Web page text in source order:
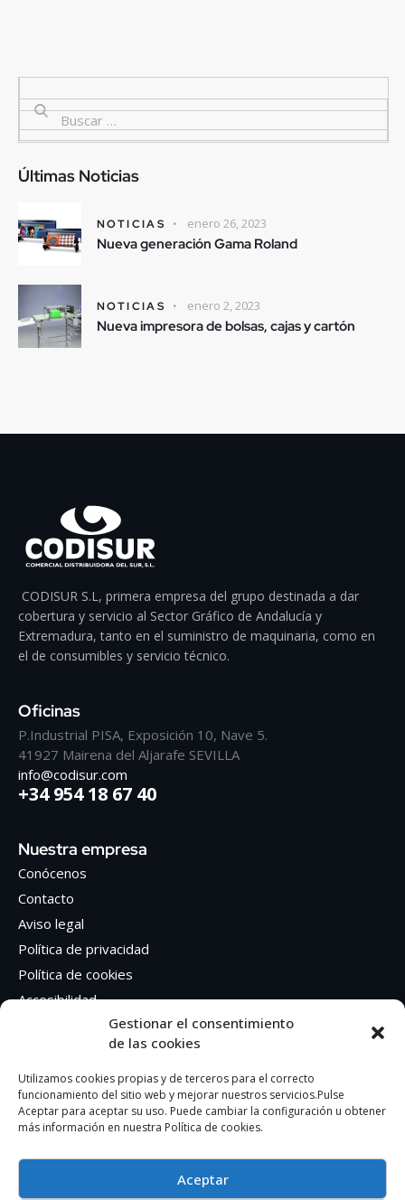
Gestionar el consentimiento
de las cookies
Utilizamos cookies propias y de terceros para el correcto
funcionamiento del sitio web y mejorar nuestros servicios.Pulse
Aceptar para aceptar su uso. Puede cambiar la configuración u obtener
más información en nuestra Política de cookies.
Aceptar
Últimas Noticias
NOTICIAS enero 26, 2023
Nueva generación Gama Roland
NOTICIAS enero 2, 2023
Nueva impresora de bolsas, cajas y cartón
CODISUR S.L, primera empresa del grupo destinada a dar
cobertura y servicio al Sector Gráfico de Andalucía y
Extremadura, tanto en el suministro de maquinaria, como en
el de consumibles y servicio técnico.
Oficinas
P.Industrial PISA, Exposición 10, Nave 5.
41927 Mairena del Aljarafe SEVILLA
info@codisur.com
+34 954 18 67 40
Nuestra empresa
Conócenos
Contacto
Aviso legal
Política de privacidad
Política de cookies
Accesibilidad
Síguenos en Redes sociales
Facebook
Instagram